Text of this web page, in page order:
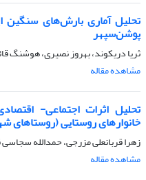
تحلیل آماری بارش‌های سنگین
پوشن‌سپهر
ثریا دریکوند، بهروز نصیری، هوشنگ
مشاهده مقاله
تحلیل اثرات اجتماعی-
خانوارهای روستایی (روستاهای
زهرا قربانعلی مزرجی، حمدالله
مشاهده مقاله